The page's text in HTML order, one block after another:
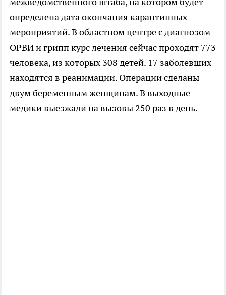
определена дата окончания карантинных
мероприятий. В областном центре с диагнозом
ОРВИ и грипп курс лечения сейчас проходят 773
человека, из которых 308 детей. 17 заболевших
находятся в реанимации. Операции сделаны
двум беременным женщинам. В выходные
медики выезжали на вызовы 250 раз в день.